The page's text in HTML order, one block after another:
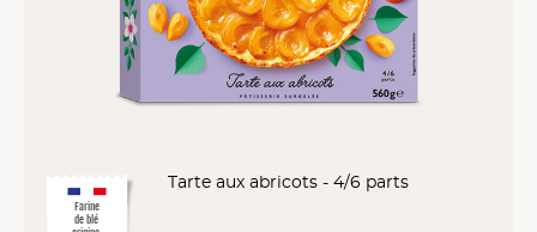
Farine
de blé
Tarte aux abricots - 4/6 parts